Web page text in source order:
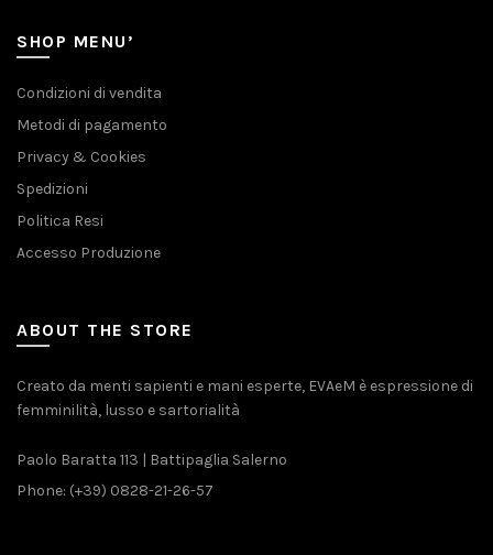
SHOP MENU’
Condizioni di vendita
Metodi di pagamento
Privacy & Cookies
Spedizioni
Politica Resi
Accesso Produzione
ABOUT THE STORE
Creato da menti sapienti e mani esperte, EVAeM è espressione di
femminilità, lusso e sartorialità
Paolo Baratta 113 | Battipaglia Salerno
Phone: (+39) 0828-21-26-57